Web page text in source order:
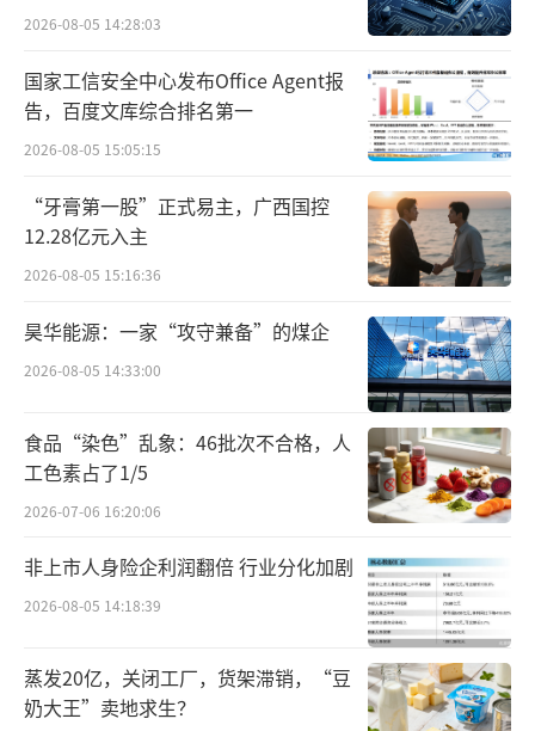
正如杏泽资本管理合伙人强静所说：“Bio
pharma成长所要求的环境更为苛刻，需要全链
条、长时间的支持，中间任何环节断了就没法
成长、爆发。但现状是，在资金、政策支持方
面存在明显的卡点。国内资本市场要求企业有
明确商业化产品（产品上市或者产品申报上
市）才允许上市；一级市场又很难持续提供资
金，支持企业发展到商业化阶段。结果是企业
只能卖产品求生，Biopharma成为伪命题。”
自主商业化，一向被看作Biotech向Bioph
arma进化的“惊险跳跃”。也是基于这一点，
不同于主流的哀叹，和其瑞医药联合创始人娄
实反而认为：“中国目前还是一个尚存机会从B
iotech进化到Biopharma的市场，而美国从Bio
tech进化到Biopharma的机会已是微乎其
微。”
娄实这一论断的根据在于，中国尚未形成
2026-08-05 14:28:03
国家工信安全中心发布Office Agent报
告，百度文库综合排名第一
2026-08-05 15:05:15
“牙膏第一股”正式易主，广西国控
12.28亿元入主
2026-08-05 15:16:36
昊华能源：一家“攻守兼备”的煤企
2026-08-05 14:33:00
食品“染色”乱象：46批次不合格，人
工色素占了1/5
2026-07-06 16:20:06
非上市人身险企利润翻倍 行业分化加剧
2026-08-05 14:18:39
蒸发20亿，关闭工厂，货架滞销，“豆
奶大王”卖地求生？